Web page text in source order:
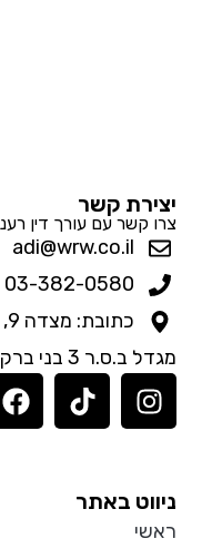
יצירת קשר
צרו קשר עם עורך דין
adi@wrw.co.il
03-382-0580
כתובת: מצדה 9, בני ברק
מגדל ב.ס.ר 3 בני ברק קומה 7
ניווט באתר
ראשי